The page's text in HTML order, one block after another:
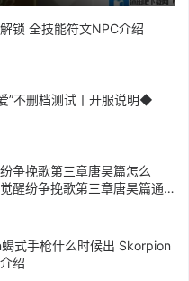
锁 全技能符文NPC介绍
无限爱”不删档测试丨开服说明◆
争挽歌第三章唐昊篇怎么
醒纷争挽歌第三章唐昊篇通
式手枪什么时候出 Skorpion
绍